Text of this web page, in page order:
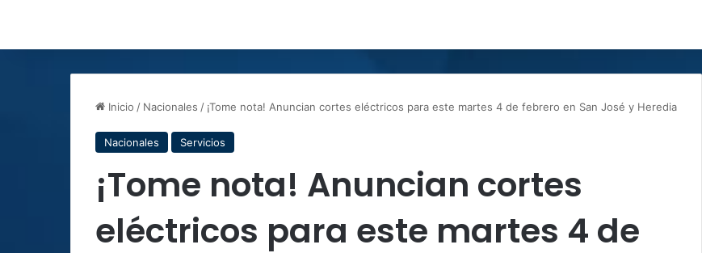
Inicio / Nacionales / ¡Tome nota! Anuncian cortes eléctricos para este martes 4 de febrero en San José y Heredia
Nacionales Servicios
¡Tome nota! Anuncian cortes
eléctricos para este martes 4 de